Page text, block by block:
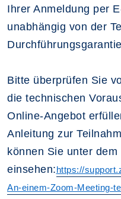
Ihrer Anmeldung per
unabhängig von der
Bitte überprüfen Sie
die technischen
Online-Angebot
Anleitung zur
können Sie unter
einsehen: https://
An-einem-Zoom-Meeting-